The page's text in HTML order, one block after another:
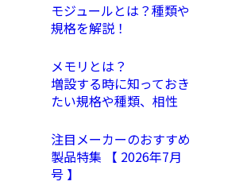
モジュールとは？種類や
規格を解説！
メモリとは？
増設する時に知っておき
たい規格や種類、相性
注目メーカーのおすすめ
製品特集 【 2026年7月
号 】